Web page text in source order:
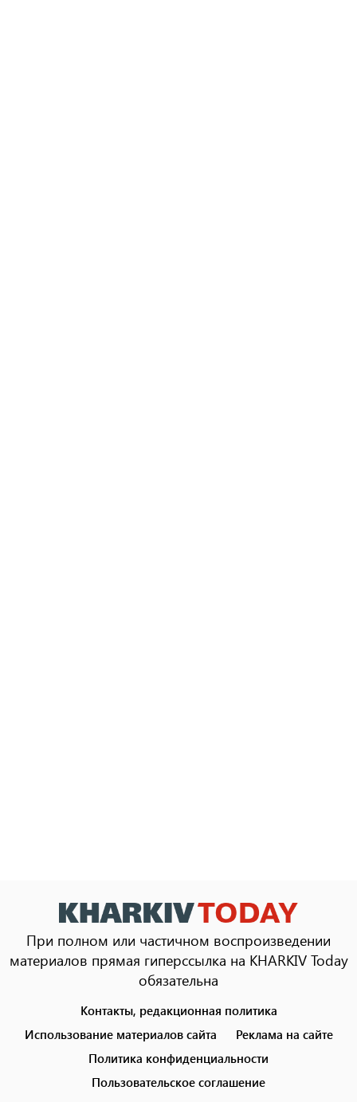
При полном или частичном воспроизведении
материалов прямая гиперссылка на KHARKIV Today
обязательна
menu
Контакты, редакционная политика
Использование материалов сайта
Реклама на сайте
Политика конфиденциальности
Пользовательское соглашение